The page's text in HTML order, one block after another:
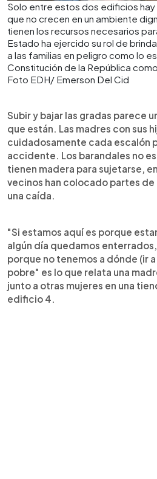
Solo entre estos dos edificios
que no crecen en un ambiente
tienen los recursos necesarios
Estado ha ejercido su rol de
a las familias en peligro como lo
Constitución de la República
Foto EDH/ Emerson Del Cid
Subir y bajar las gradas parece
que están. Las madres con sus
cuidadosamente cada escalón
accidente. Los barandales no
tienen madera para sujetarse,
vecinos han colocado partes de
una caída.
"Si estamos aquí es porque
algún día quedamos
porque no tenemos a dónde (ir
pobre" es lo que relata una
junto a otras mujeres en una
edificio 4.